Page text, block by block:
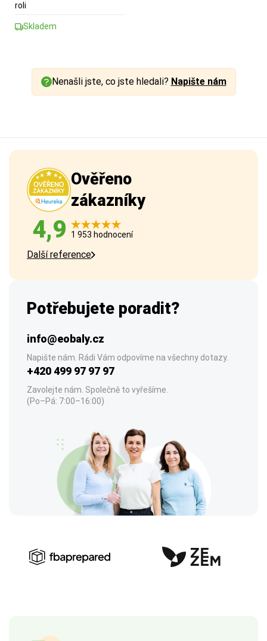
roli
Skladem
Nenašli jste, co jste hledali? Napište nám
Ověřeno
zákazníky
4,9 1 953 hodnocení
Další reference
Potřebujete poradit?
info@eobaly.cz
Napište nám. Rádi Vám odpovíme na všechny dotazy.
+420 499 97 97 97
Zavolejte nám. Společně to vyřešíme.
(Po–Pá: 7:00–16:00)